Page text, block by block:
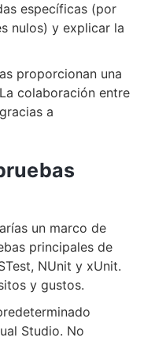
específicas (por
nulos) y explicar la
proporcionan una
colaboración entre
a
un marco de
principales de
NUnit y xUnit.
y gustos.
Studio. No